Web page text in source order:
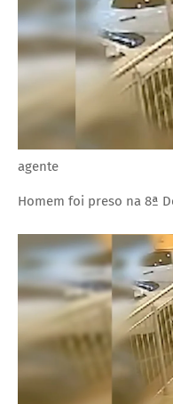
agente
Homem foi preso na 8ª